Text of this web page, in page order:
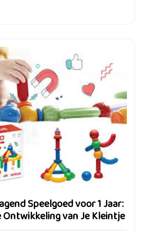
Speelgoed voor 1 Jaar:
van Je Kleintje